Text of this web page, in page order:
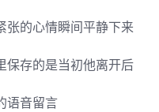
张的心情瞬间平静下来
保存的是当初他离开后
语音留言